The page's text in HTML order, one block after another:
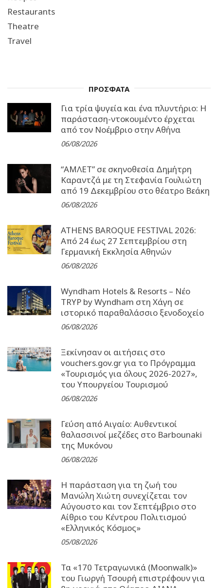
Restaurants
Theatre
Travel
ΠΡΟΣΦΑΤΑ
Για τρία ψυγεία και ένα πλυντήριο: Η
παράσταση-ντοκουμέντο έρχεται
από τον Νοέμβριο στην Αθήνα
06/08/2026
“ΑΜΛΕΤ” σε σκηνοθεσία Δημήτρη
Καραντζά με τη Στεφανία Γουλιώτη
από 19 Δεκεμβρίου στο θέατρο Βεάκη
06/08/2026
ATHENS BAROQUE FESTIVAL 2026:
Από 24 έως 27 Σεπτεµβρίου στη
Γερµανική Εκκλησία Αθηνών
06/08/2026
Wyndham Hotels & Resorts – Νέο
TRYP by Wyndham στη Χάγη σε
ιστορικό παραθαλάσσιο ξενοδοχείο
06/08/2026
Ξεκίνησαν οι αιτήσεις στο
vouchers.gov.gr για το Πρόγραμμα
«Τουρισμός για όλους 2026-2027»,
του Υπουργείου Τουρισμού
06/08/2026
Γεύση από Αιγαίο: Αυθεντικοί
θαλασσινοί μεζέδες στο Barbounaki
της Μυκόνου
06/08/2026
Η παράσταση για τη ζωή του
Μανώλη Χιώτη συνεχίζεται τον
Αύγουστο και τον Σεπτέμβριο στο
Αίθριο του Κέντρου Πολιτισμού
«Ελληνικός Κόσμος»
05/08/2026
Τα «170 Τετραγωνικά (Moonwalk)»
του Γιωργή Τσουρή επιστρέφουν για